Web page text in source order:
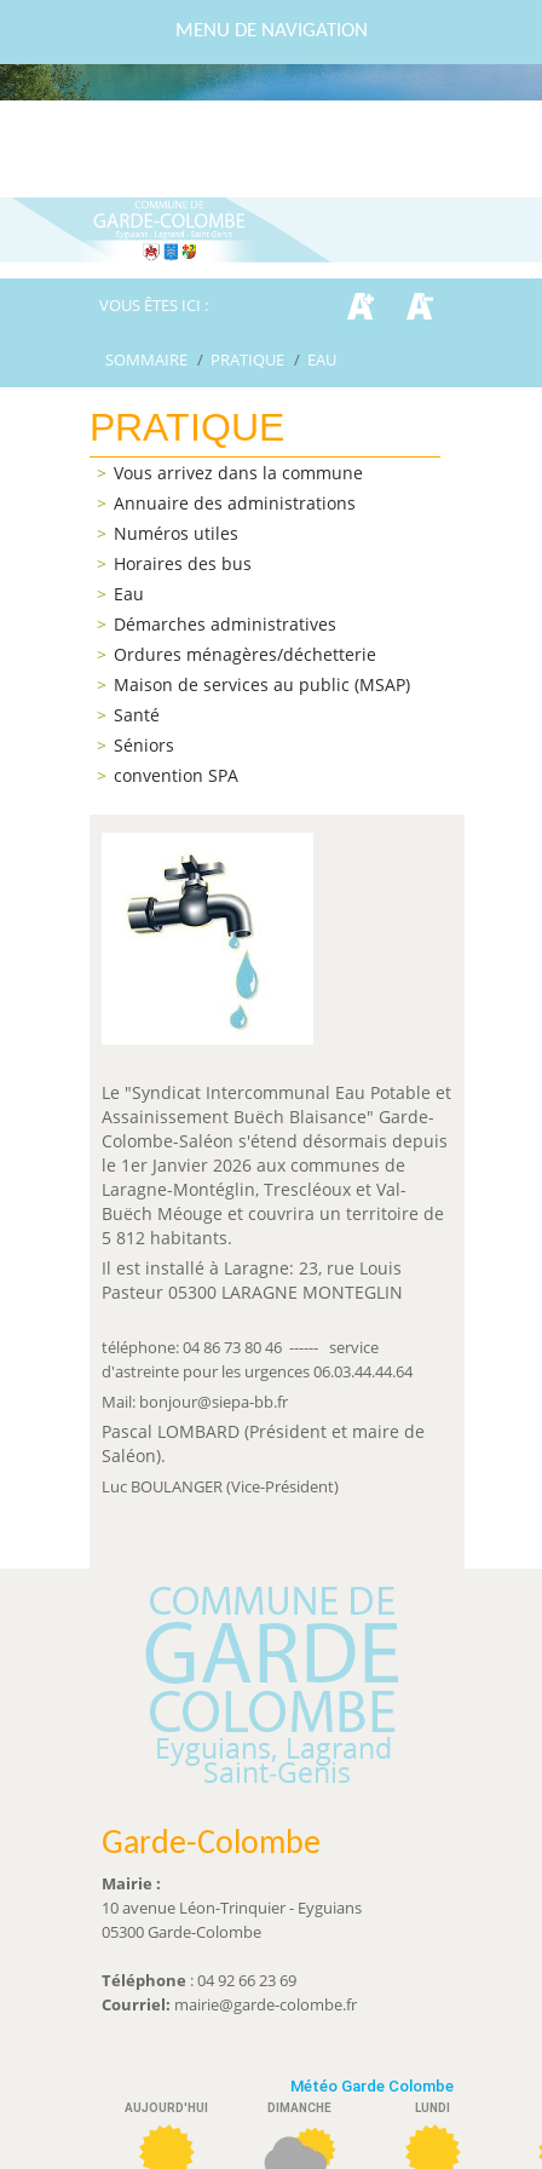
MENU DE NAVIGATION
VOUS ÊTES ICI :
SOMMAIRE / PRATIQUE / EAU
PRATIQUE
Vous arrivez dans la commune
Annuaire des administrations
Numéros utiles
Horaires des bus
Eau
Démarches administratives
Ordures ménagères/déchetterie
Maison de services au public (MSAP)
Santé
Séniors
convention SPA
Le "Syndicat Intercommunal Eau Potable et
Assainissement Buëch Blaisance" Garde-
Colombe-Saléon s'étend désormais depuis
le 1er Janvier 2026 aux communes de
Laragne-Montéglin, Trescléoux et Val-
Buëch Méouge et couvrira un territoire de
5 812 habitants.
Il est installé à Laragne: 23, rue Louis
Pasteur 05300 LARAGNE MONTEGLIN
téléphone: 04 86 73 80 46 ------ service
d'astreinte pour les urgences 06.03.44.44.64
Mail: bonjour@siepa-bb.fr
Pascal LOMBARD (Président et maire de
Saléon).
Luc BOULANGER (Vice-Président)
Garde-Colombe
Mairie :
10 avenue Léon-Trinquier - Eyguians
05300 Garde-Colombe
Téléphone : 04 92 66 23 69
Courriel: mairie@garde-colombe.fr